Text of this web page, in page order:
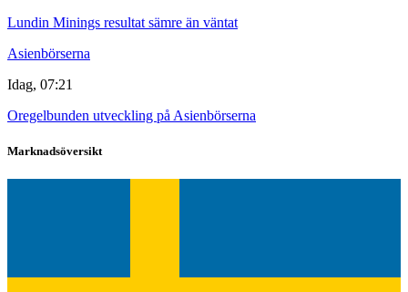
Lundin Minings resultat sämre än väntat
Asienbörserna
Idag, 07:21
Oregelbunden utveckling på Asienbörserna
Marknadsöversikt